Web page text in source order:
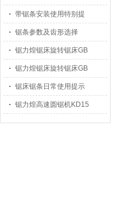
带锯条安装使用特别提
锯条参数及齿形选择
锯力煌锯床旋转锯床GB
锯力煌锯床旋转锯床GB
锯床锯条日常使用提示
锯力煌高速圆锯机KD15